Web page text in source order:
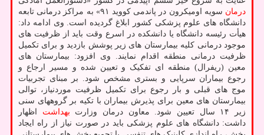
درمان
سویه اومیکرون در پاندمی کووید ۹۱» به مراکز درمانی تابعه
دانشگاه های علوم پزشکی کشور ابلاغ گردیده است. وی ادامه داد:
هیأت رئیسه دانشگاه یا دانشکده در اسرع وقت باید از ظرفیت های
موجود درمانی کلیه بیمارستان های زیر پوشش بازدید و برای تکمیل
ظرفیت درمانی منطقه اقدام نمایند. وی افزود: بیمارستان های
معین (ریفرال) منطقه ای تفکیک و تعیین شده و مسیر ارجاع و
رجوع بیماران سرپایی و بستری مشخص شود. بر مبنای تجربیات
موج های قبلی و بار رجوع برای تکمیل ظرفیت موردنیاز، توالی
بیمارستان های معین برای پذیرش بیماران با تکیه بر گروههای سنی
زیر ۱۴ سال تعیین شود. معاون درمان وزارت
بهداشت اظهار
داشت: دانشگاه های علوم پزشکی باید در صورت نیاز از راه ایجاد